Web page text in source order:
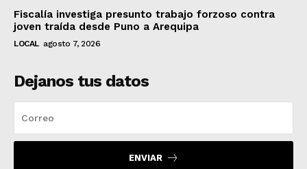
Fiscalía investiga presunto trabajo forzoso contra
joven traída desde Puno a Arequipa
LOCAL agosto 7, 2026
Dejanos tus datos
ENVIAR